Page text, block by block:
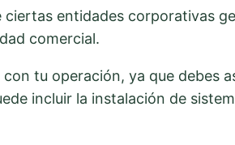
entidades corporativas
comercial.
tu operación, ya que debes
incluir la instalación de